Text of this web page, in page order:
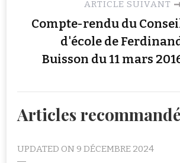
ARTICLE SUIVANT
Compte-rendu du
d'école de
Buisson du 11 mars
Articles
UPDATED ON 9 DÉCEMBRE 2024